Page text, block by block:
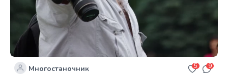
Многостаночник 5 9